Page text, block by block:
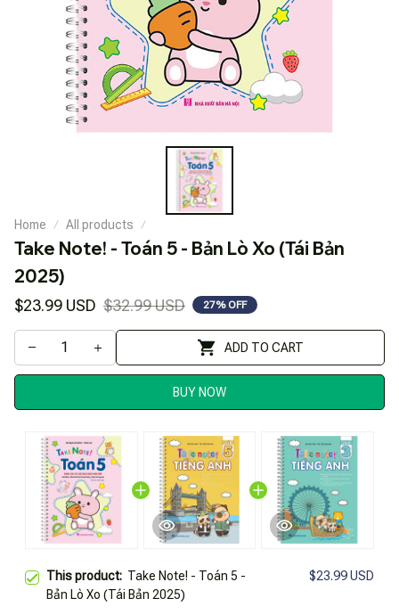
Home All products
Take Note! - Toán 5 - Bản Lò Xo (Tái Bản
2025)
$23.99 USD $32.99 USD 27% OFF
ADD TO CART
BUY NOW
This product: Take Note! - Toán 5 -
Bản Lò Xo (Tái Bản 2025)
$23.99 USD